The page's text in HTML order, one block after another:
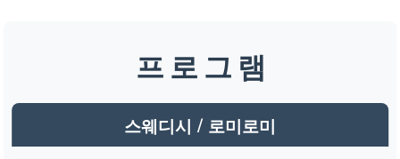
프 로 그 램
스웨디시 / 로미로미